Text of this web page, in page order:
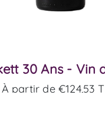
30 Ans - Vin
À partir de €124,53